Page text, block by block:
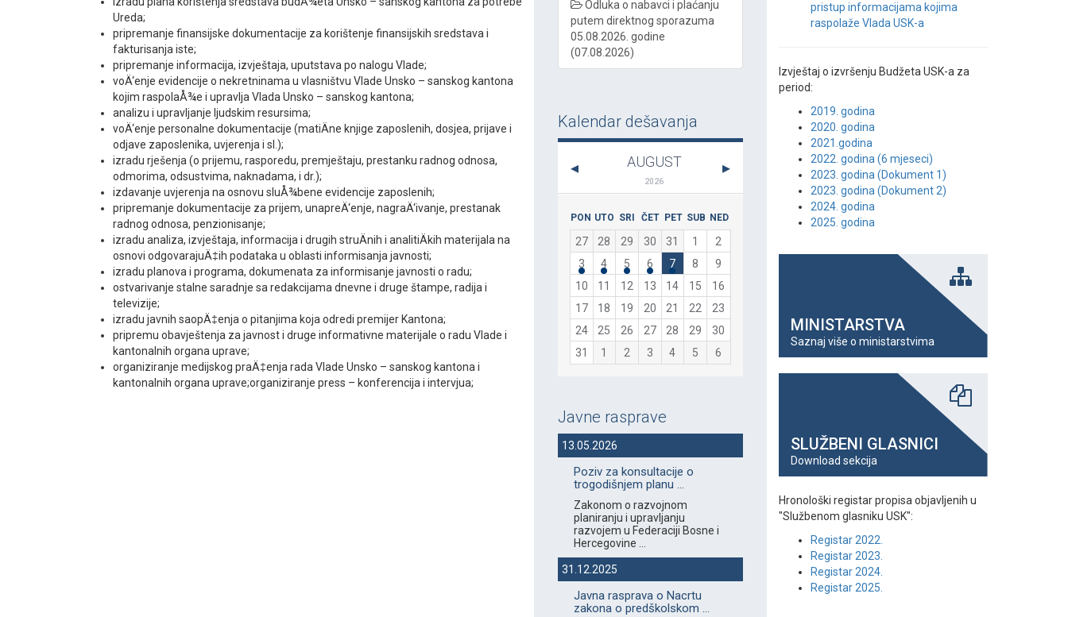
Ureda;
pripremanje finansijske dokumentacije za korištenje finansijskih sredstava i
fakturisanja iste;
pripremanje informacija, izvještaja, uputstava po nalogu Vlade;
voÄ‘enje evidencije o nekretninama u vlasništvu Vlade Unsko – sanskog kantona
kojim raspolaÅ¾e i upravlja Vlada Unsko – sanskog kantona;
analizu i upravljanje ljudskim resursima;
voÄ‘enje personalne dokumentacije (matiÄne knjige zaposlenih, dosjea, prijave i
odjave zaposlenika, uvjerenja i sl.);
izradu rješenja (o prijemu, rasporedu, premještaju, prestanku radnog odnosa,
odmorima, odsustvima, naknadama, i dr.);
izdavanje uvjerenja na osnovu sluÅ¾bene evidencije zaposlenih;
pripremanje dokumentacije za prijem, unapreÄ‘enje, nagraÄ‘ivanje, prestanak
radnog odnosa, penzionisanje;
izradu analiza, izvještaja, informacija i drugih struÄnih i analitiÄkih materijala na
osnovi odgovarajuÄ‡ih podataka u oblasti informisanja javnosti;
izradu planova i programa, dokumenata za informisanje javnosti o radu;
ostvarivanje stalne saradnje sa redakcijama dnevne i druge štampe, radija i
televizije;
izradu javnih saopÄ‡enja o pitanjima koja odredi premijer Kantona;
pripremu obavještenja za javnost i druge informativne materijale o radu Vlade i
kantonalnih organa uprave;
organiziranje medijskog praÄ‡enja rada Vlade Unsko – sanskog kantona i
kantonalnih organa uprave;organiziranje press – konferencija i intervjua;
Odluka o nabavci i plaćanju
putem direktnog sporazuma
05.08.2026. godine
(07.08.2026)
Kalendar dešavanja
AUGUST
2026
PON UTO SRI ČET PET SUB NED
27 28 29 30 31 1
2
3
4 5 6 7 8
9
10
11 12 13 14 15
16
17
18 19 20 21 22
23
24
25 26 27 28 29
30
31
1 2 3 4 5 6
Javne rasprave
13.05.2026
Poziv za konsultacije o
trogodišnjem planu ...
Zakonom o razvojnom
planiranju i upravljanju
razvojem u Federaciji Bosne i
Hercegovine ...
31.12.2025
Javna rasprava o Nacrtu
zakona o predškolskom ...
pristup informacijama kojima
raspolaže Vlada USK-a
Izvještaj o izvršenju Budžeta USK-a za
period:
2019. godina
2020. godina
2021.godina
2022. godina (6 mjeseci)
2023. godina (Dokument 1)
2023. godina (Dokument 2)
2024. godina
2025. godina
MINISTARSTVA
Saznaj više o ministarstvima
SLUŽBENI GLASNICI
Download sekcija
Hronološki registar propisa objavljenih u
"Službenom glasniku USK":
Registar 2022.
Registar 2023.
Registar 2024.
Registar 2025.